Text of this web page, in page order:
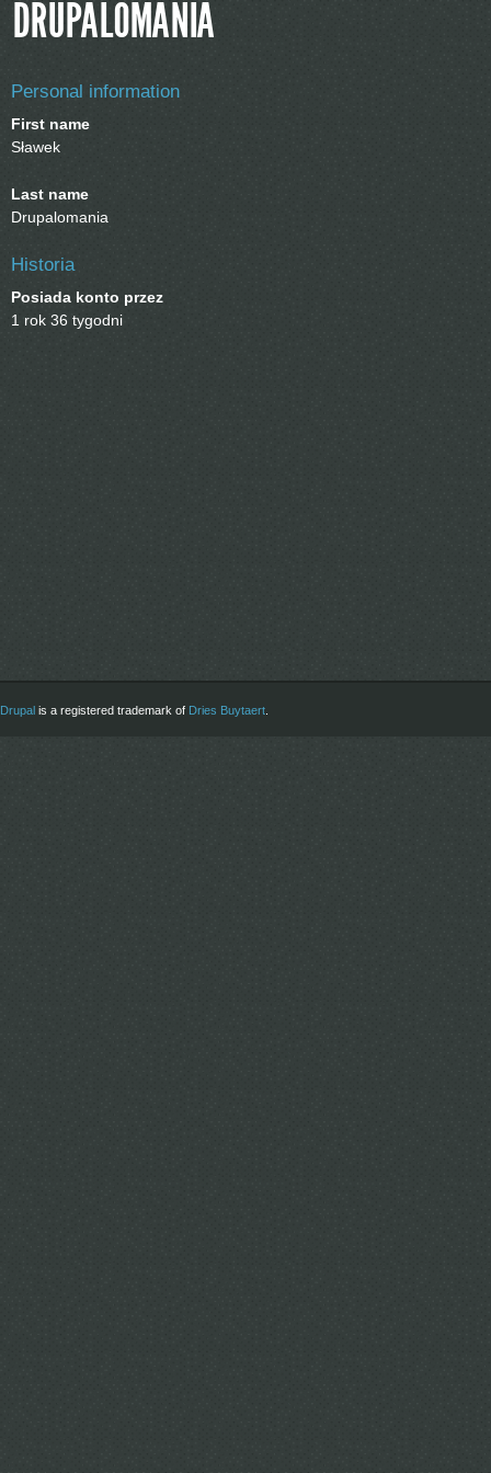
DRUPALOMANIA
Personal information
First name
Sławek
Last name
Drupalomania
Historia
Posiada konto przez
1 rok 36 tygodni
Drupal is a registered trademark of Dries Buytaert